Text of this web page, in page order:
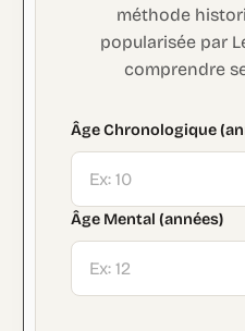
méthode
popularisée par
comprendre
Âge Chronologique
Âge Mental (années)